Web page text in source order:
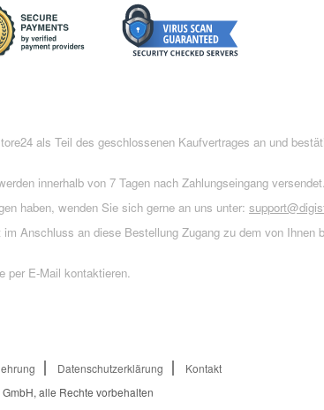
als Teil des geschlossenen Kaufvertrages an und
innerhalb von 7 Tagen nach Zahlungseingang versendet.
haben, wenden Sie sich gerne an uns unter:
Anschluss an diese Bestellung Zugang zu dem von
per E-Mail kontaktieren.
Datenschutzerklärung
Kontakt
alle Rechte vorbehalten